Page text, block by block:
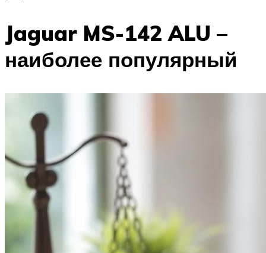
Jaguar MS-142 ALU –
наиболее популярный